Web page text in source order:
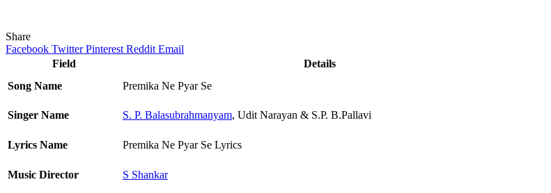
Share
Facebook Twitter Pinterest Reddit Email
Field
Details
Song Name
Premika Ne Pyar Se
Singer Name S. P. Balasubrahmanyam, Udit Narayan & S.P. B.Pallavi
Lyrics Name Premika Ne Pyar Se Lyrics
Music Director S Shankar